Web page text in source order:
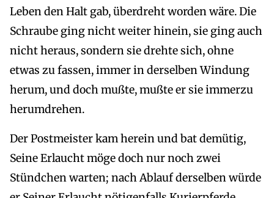
Leben den Halt gab, überdreht worden wäre. Die
Schraube ging nicht weiter hinein, sie ging auch
nicht heraus, sondern sie drehte sich, ohne
etwas zu fassen, immer in derselben Windung
herum, und doch mußte, mußte er sie immerzu
herumdrehen.
Der Postmeister kam herein und bat demütig,
Seine Erlaucht möge doch nur noch zwei
Stündchen warten; nach Ablauf derselben würde